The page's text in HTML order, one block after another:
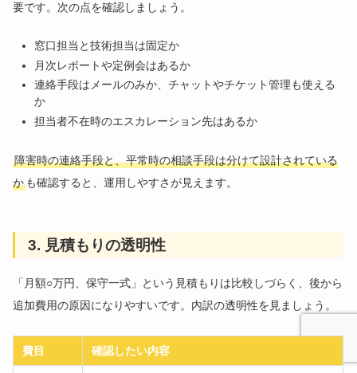
要です。次の点を確認しましょう。
窓口担当と技術担当は固定か
月次レポートや定例会はあるか
連絡手段はメールのみか、チャットやチケット管理も使える
か
担当者不在時のエスカレーション先はあるか
障害時の連絡手段と、平常時の相談手段は分けて設計されている
か も確認すると、運用しやすさが見えます。
3. 見積もりの透明性
「月額○万円、保守一式」という見積もりは比較しづらく、後から
追加費用の原因になりやすいです。内訳の透明性を見ましょう。
費目 確認したい内容